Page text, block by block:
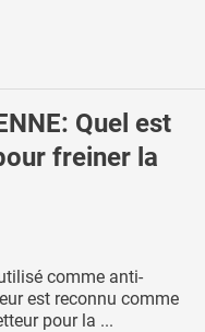
Quel est
freiner la
comme anti-
est reconnu comme
pour la ...